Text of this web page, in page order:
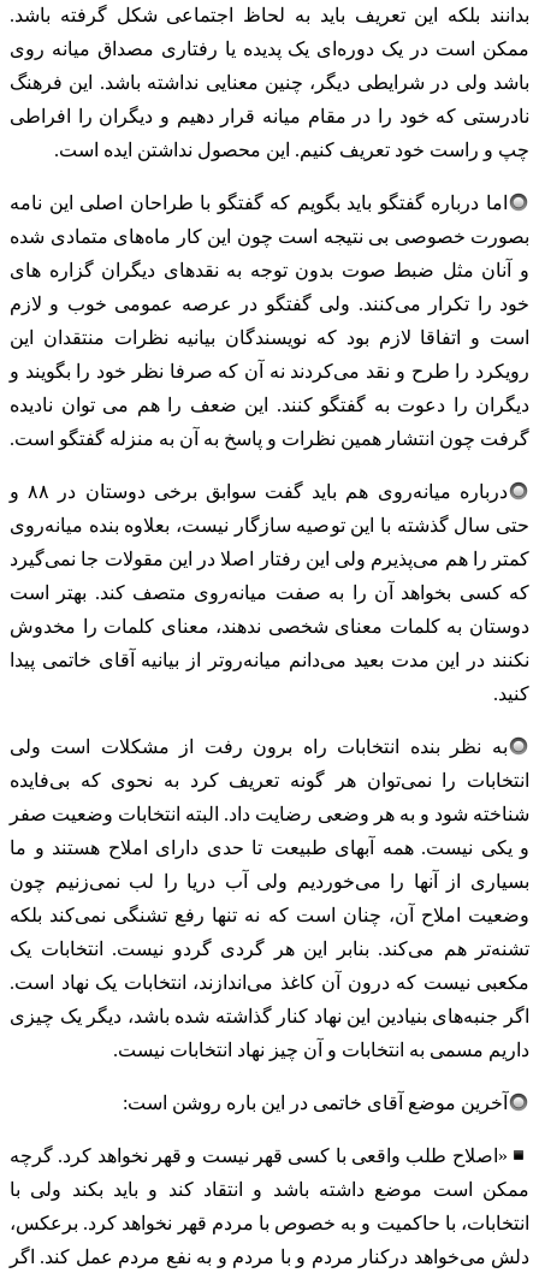
بدانند بلکه این تعریف باید به لحاظ اجتماعی شکل گرفته باشد.
ممکن است در یک دوره‌ای یک پدیده‌ یا رفتاری مصداق میانه روی
باشد ولی در شرایطی دیگر، چنین معنایی نداشته باشد. این فرهنگ
نادرستی که خود را در مقام میانه قرار دهیم و دیگران را افراطی
چپ و راست خود تعریف کنیم. این محصول نداشتن ایده است.
اما درباره گفتگو باید بگویم که گفتگو با طراحان اصلی این نامه
بصورت خصوصی بی نتیجه است چون این کار ماه‌های متمادی شده
و آنان مثل ضبط صوت بدون توجه به نقدهای دیگران گزاره های
خود را تکرار می‌کنند. ولی گفتگو در عرصه عمومی خوب و لازم
است و اتفاقا لازم بود که نویسندگان بیانیه نظرات منتقدان این
رویکرد را طرح و نقد می‌کردند نه آن که صرفا نظر خود را بگویند و
دیگران را دعوت به گفتگو کنند. این ضعف را هم می توان نادیده
گرفت چون انتشار همین نظرات و پاسخ به آن به منزله گفتگو است.
درباره میانه‌روی هم باید گفت سوابق برخی دوستان در ۸۸ و
حتی سال گذشته با این توصیه سازگار نیست، بعلاوه بنده میانه‌روی
کمتر را هم می‌پذیرم ولی این رفتار اصلا در این مقولات جا نمی‌گیرد
که کسی بخواهد آن را به صفت میانه‌روی متصف کند. بهتر است
دوستان به کلمات معنای شخصی ندهند، معنای کلمات را مخدوش
نکنند در این مدت بعید می‌دانم میانه‌روتر از بیانیه آقای خاتمی پیدا
کنید.
به نظر بنده انتخابات راه برون رفت از مشکلات است ولی
انتخابات را نمی‌توان هر گونه تعریف کرد به نحوی که بی‌فایده
شناخته شود و به هر وضعی رضایت داد. البته انتخابات وضعیت صفر
و یکی نیست. همه آبهای طبیعت تا حدی دارای املاح هستند و ما
بسیاری از آنها را می‌خوردیم ولی آب دریا را لب نمی‌زنیم چون
وضعیت املاح آن، چنان است که نه تنها رفع تشنگی نمی‌کند بلکه
تشنه‌تر هم می‌کند. بنابر این هر گردی گردو نیست. انتخابات یک
مکعبی نیست که درون آن کاغذ می‌اندازند، انتخابات یک نهاد است.
اگر جنبه‌های بنیادین این نهاد کنار گذاشته شده باشد، دیگر یک چیزی
داریم مسمی به انتخابات و آن چیز نهاد انتخابات نیست.
آخرین موضع آقای خاتمی در این باره روشن است:
«اصلاح طلب واقعی با کسی قهر نیست و قهر نخواهد کرد. گرچه
ممکن است موضع داشته باشد و انتقاد کند و باید بکند ولی با
انتخابات، با حاکمیت و به خصوص با مردم قهر نخواهد کرد. برعکس،
دلش می‌خواهد درکنار مردم و با مردم و به نفع مردم عمل کند. اگر